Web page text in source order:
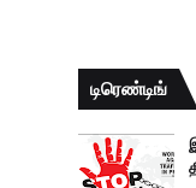
டிரெண்டிங்